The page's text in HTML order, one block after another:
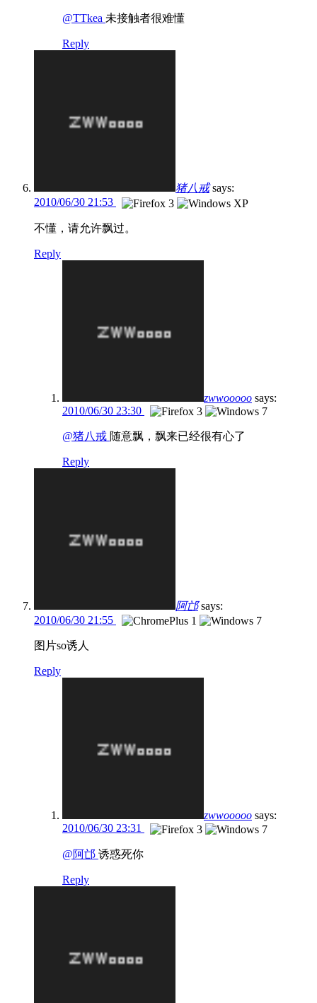
@TTkea 未接触者很难懂
Reply
猪八戒 says:
2010/06/30 21:53
不懂，请允许飘过。
Reply
zwwooooo says:
2010/06/30 23:30
@猪八戒 随意飘，飘来已经很有心了
Reply
阿邙 says:
2010/06/30 21:55
图片so诱人
Reply
zwwooooo says:
2010/06/30 23:31
@阿邙 诱惑死你
Reply